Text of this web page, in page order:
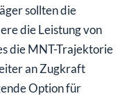
sollten die
die Leistung von
die MNT-Trajektorie
an Zugkraft
Option für